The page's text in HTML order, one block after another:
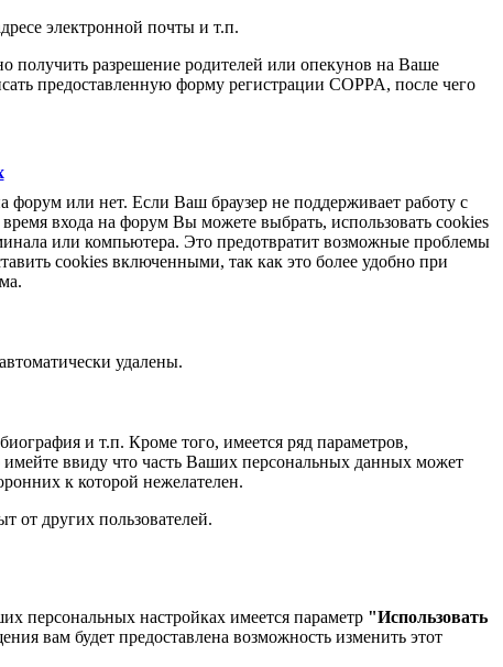
электронной почты и т.п.
получить разрешение родителей или опекунов на Ваше
предоставленную форму регистрации COPPA, после чего
или нет. Если Ваш браузер не поддерживает работу с
входа на форум Вы можете выбрать, использовать cookies
или компьютера. Это предотвратит возможные проблемы
cookies включенными, так как это более удобно при
удалены.
и т.п. Кроме того, имеется ряд параметров,
ввиду что часть Ваших персональных данных может
к которой нежелателен.
от других пользователей.
персональных настройках имеется параметр "Использовать
вам будет предоставлена возможность изменить этот